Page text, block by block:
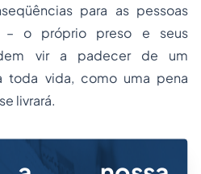
para as pessoas
– o próprio preso e seus
vir a padecer de um
toda vida, como uma pena
livrará.